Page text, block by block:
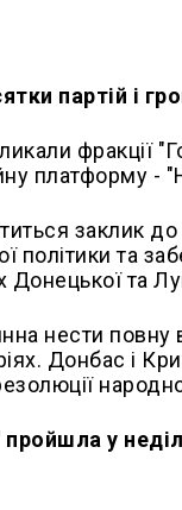
партій і
фракції
платформу -
заклик
політики та
Донецької та
нести
Донбас і
пройшла у